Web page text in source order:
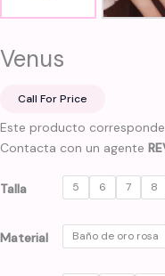
Venus
Call For Price
Este producto
Contacta con un agente
Talla 5 6 7 8
Material Baño de oro rosa